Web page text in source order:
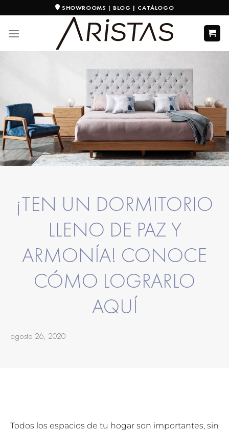
SHOWROOMS | BLOG | CATÁLOGO
¡TEN UN DORMITORIO
LLENO DE PAZ Y
ARMONÍA! CONOCE
CÓMO LOGRARLO
AQUÍ
agosto 26, 2020
Todos los espacios de tu hogar son importantes, sin